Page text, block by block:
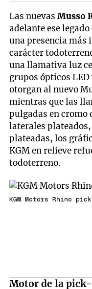
Las nuevasMusso
adelante ese
una presencia más
carácter
una llamativa luz
grupos ópticos
otorgan al nuevo
mientras que las
pulgadas en cromo
laterales
plateadas, los
KGM en relieve
todoterreno.
KGM Motors Rhino
Motor de la pick-